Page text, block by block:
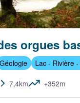
Géologie
Lac - Rivière
7,4km +352m